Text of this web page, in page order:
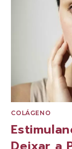
COLÁGENO